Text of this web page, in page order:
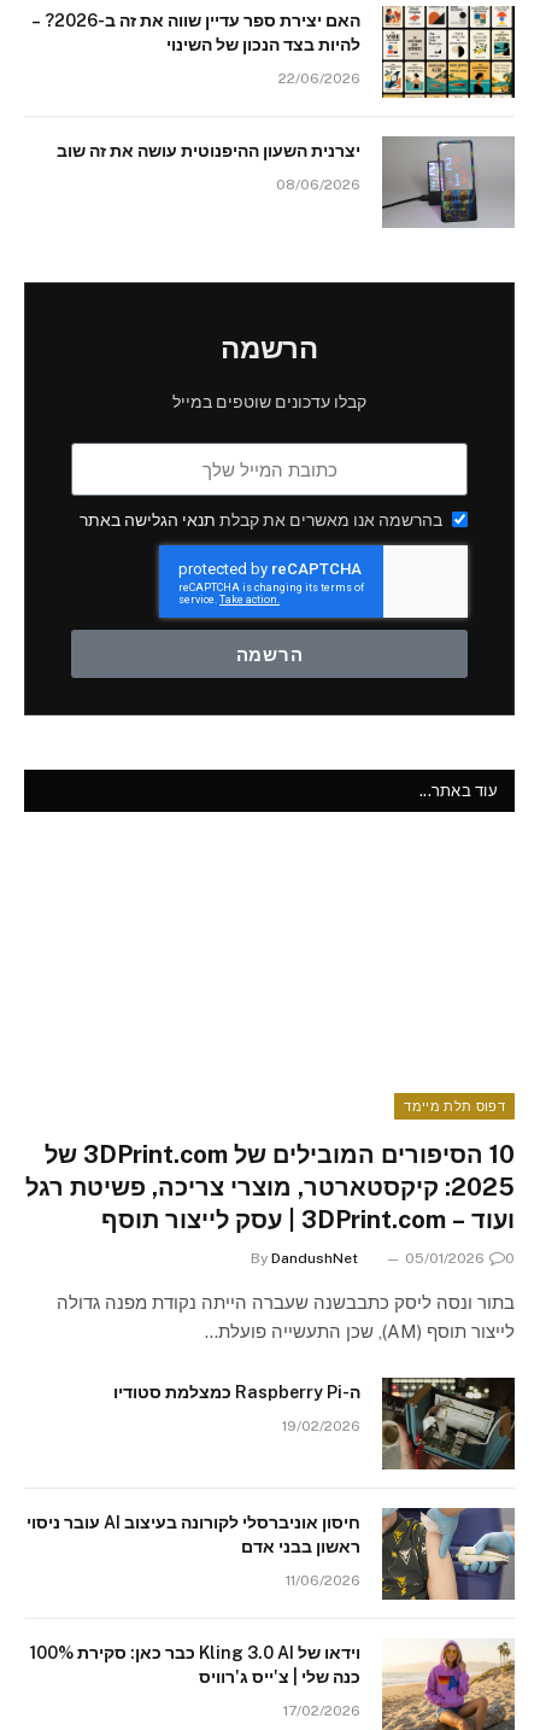
האם יצירת ספר עדיין שווה את זה ב-2026? –
להיות בצד הנכון של השינוי
22/06/2026
יצרנית השעון ההיפנוטית עושה את זה שוב
08/06/2026
הרשמה
קבלו עדכונים שוטפים במייל
בהרשמה אנו מאשרים את קבלת תנאי הגלישה באתר
הרשמה
עוד באתר...
דפוס תלת מיימד
10 הסיפורים המובילים של 3DPrint.com של
2025: קיקסטארטר, מוצרי צריכה, פשיטת רגל
ועוד – 3DPrint.com | עסק לייצור תוסף
By DandushNet 05/01/2026 0
בתור ונסה ליסק כתבבשנה שעברה הייתה נקודת מפנה גדולה
לייצור תוסף (AM), שכן התעשייה פועלת…
ה-Raspberry Pi כמצלמת סטודיו
19/02/2026
חיסון אוניברסלי לקורונה בעיצוב AI עובר ניסוי
ראשון בבני אדם
11/06/2026
וידאו של Kling 3.0 AI כבר כאן: סקירת 100%
כנה שלי | צ'ייס ג'רוויס
17/02/2026